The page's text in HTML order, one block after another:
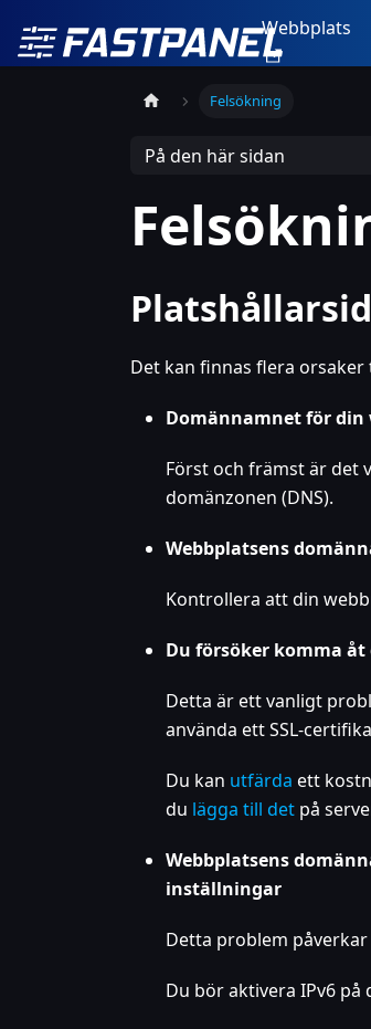
Webbplats
Felsökning
På den här sidan
Det kan finnas flera
Domännamnet för din
Först och främst är det
domänzonen (DNS).
Webbplatsens
Kontrollera att din
Du försöker komma åt
Detta är ett vanligt
använda ett SSL-
Du kan utfärda ett
du lägga till det på
Webbplatsens
inställningar
Detta problem
Du bör aktivera IPv6